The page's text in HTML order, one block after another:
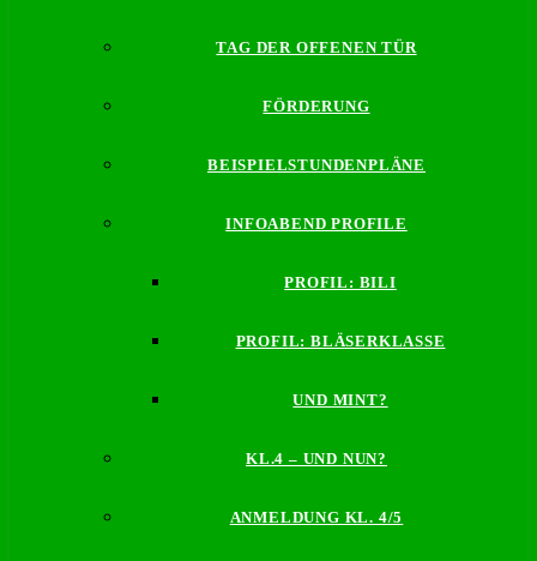
TAG DER OFFENEN TÜR
FÖRDERUNG
BEISPIELSTUNDENPLÄNE
INFOABEND PROFILE
PROFIL: BILI
PROFIL: BLÄSERKLASSE
UND MINT?
KL.4 – UND NUN?
ANMELDUNG KL. 4/5